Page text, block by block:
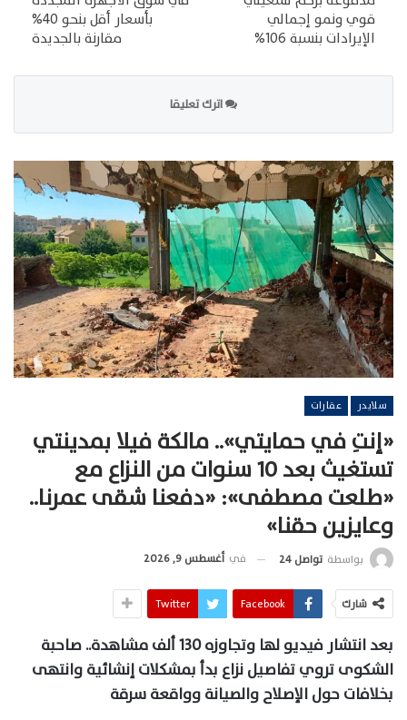
قوي ونمو إجمالي
الإيرادات بنسبة 106%
بأسعار أقل بنحو 40%
مقارنة بالجديدة
اترك تعليقا
سلايدر عقارات
«إنتِ في حمايتي».. مالكة فيلا بمدينتي
تستغيث بعد 10 سنوات من النزاع مع
«طلعت مصطفى»: «دفعنا شقى عمرنا..
وعايزين حقنا»
بواسطة تواصل 24 في أغسطس 9, 2026
شارك Facebook
Twitter
بعد انتشار فيديو لها وتجاوزه 130 ألف مشاهدة.. صاحبة
الشكوى تروي تفاصيل نزاع بدأ بمشكلات إنشائية وانتهى
بخلافات حول الإصلاح والصيانة وواقعة سرقة